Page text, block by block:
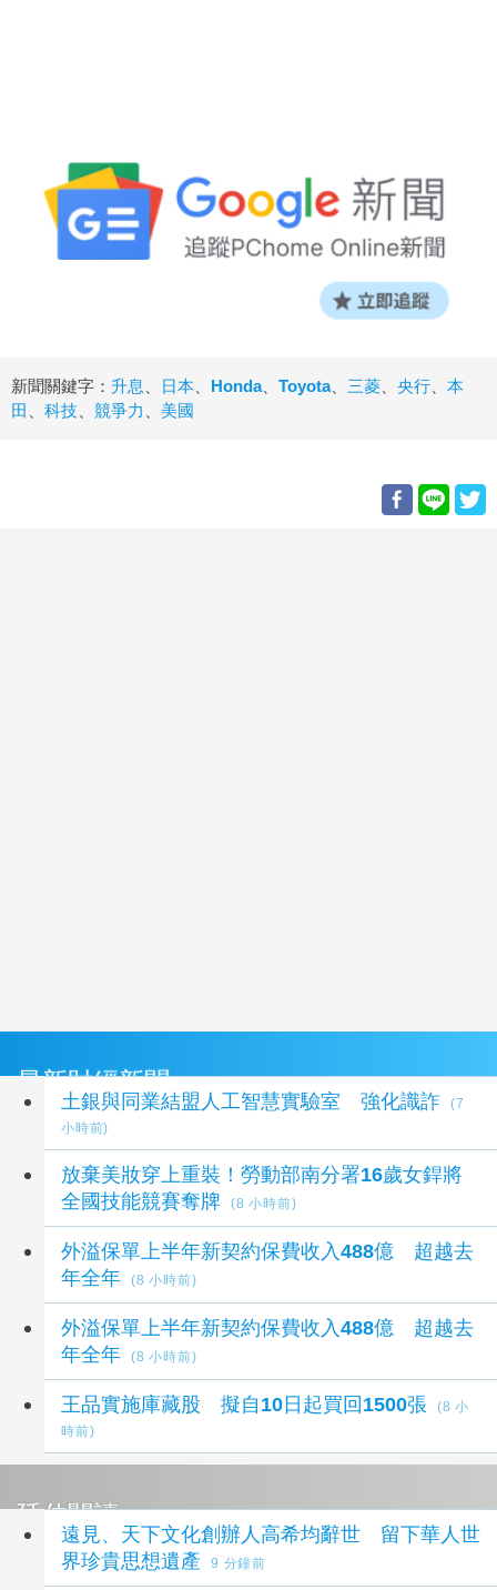
新聞關鍵字： 升息 日本 Honda、 Toyota、 三菱 央行
本
田
科技 競爭力 美國
最新財經新聞
土銀與同業結盟人工智慧實驗室 強化識詐
(7
小時前)
放棄美妝穿上重裝！勞動部南分署16歲女銲將
全國技能競賽奪牌
(8 小時前)
外溢保單上半年新契約保費收入488億 超越去
年全年
(8 小時前)
外溢保單上半年新契約保費收入488億 超越去
年全年
(8 小時前)
王品實施庫藏股 擬自10日起買回1500張
(8 小
時前)
延伸閱讀
遠見、天下文化創辦人高希均辭世 留下華人世
界珍貴思想遺產
9 分鐘前